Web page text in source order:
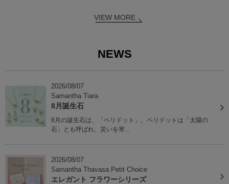
VIEW MORE
NEWS
2026/08/07
Samantha Tiara
8月誕生石
8月の誕生石は、「ペリドット」。ペリドットは「太陽の
石」とも呼ばれ、災いを寄...
2026/08/07
Samantha Thavasa Petit Choice
エレガント フラワーシリーズ